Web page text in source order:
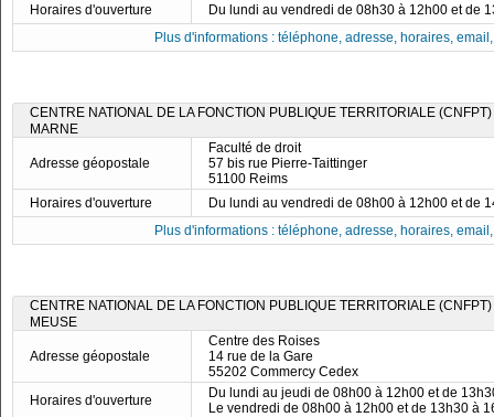
Horaires d'ouverture
Du lundi au vendredi de 08h30 à 12h00 et de
Plus d'informations : téléphone, adresse, horaires,
CENTRE NATIONAL DE LA FONCTION PUBLIQUE TERRITORIALE
MARNE
Adresse géopostale
Faculté de droit
57 bis rue Pierre-Taittinger
51100 Reims
Horaires d'ouverture
Du lundi au vendredi de 08h00 à 12h00 et de
Plus d'informations : téléphone, adresse, horaires,
CENTRE NATIONAL DE LA FONCTION PUBLIQUE TERRITORIALE
MEUSE
Adresse géopostale
Centre des Roises
14 rue de la Gare
55202 Commercy Cedex
Horaires d'ouverture
Du lundi au jeudi de 08h00 à 12h00 et de
Le vendredi de 08h00 à 12h00 et de 13h30 à